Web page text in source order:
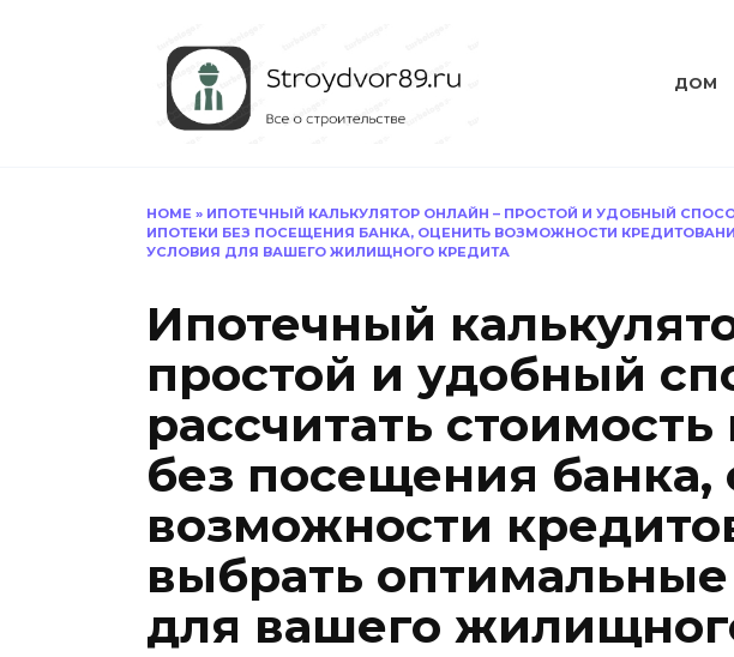
ДОМ
HOME » ИПОТЕЧНЫЙ КАЛЬКУЛЯТОР ОНЛАЙН – ПРОСТОЙ И УДОБНЫЙ
ИПОТЕКИ БЕЗ ПОСЕЩЕНИЯ БАНКА, ОЦЕНИТЬ ВОЗМОЖНОСТИ
УСЛОВИЯ ДЛЯ ВАШЕГО ЖИЛИЩНОГО КРЕДИТА
Ипотечный
простой и удобный
рассчитать стоимость
без посещения банка,
возможности
выбрать оптимальные
для вашего